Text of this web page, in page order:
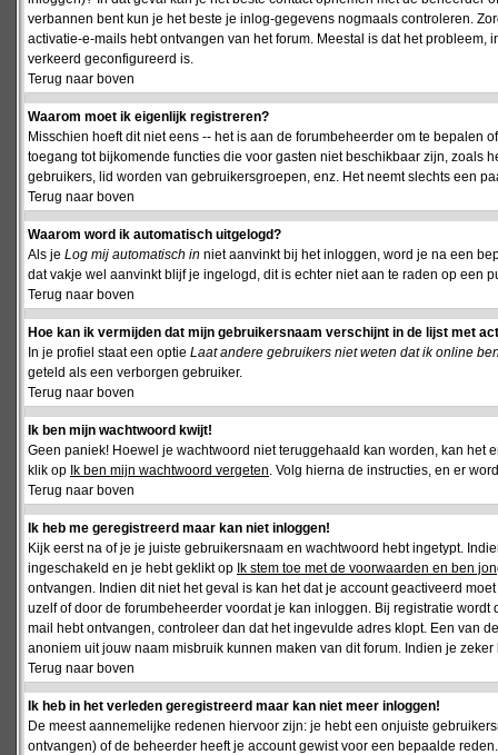
verbannen bent kun je het beste je inlog-gegevens nogmaals controleren.
activatie-e-mails hebt ontvangen van het forum. Meestal is dat het
verkeerd geconfigureerd is.
Terug naar boven
Waarom moet ik eigenlijk registreren?
Misschien hoeft dit niet eens -- het is aan de forumbeheerder om te bepalen
toegang tot bijkomende functies die voor gasten niet beschikbaar zijn,
gebruikers, lid worden van gebruikersgroepen, enz. Het neemt slechts een
Terug naar boven
Waarom word ik automatisch uitgelogd?
Als je Log mij automatisch in niet aanvinkt bij het inloggen, word je na een
dat vakje wel aanvinkt blijf je ingelogd, dit is echter niet aan te raden op een
Terug naar boven
Hoe kan ik vermijden dat mijn gebruikersnaam verschijnt in de lijst met
In je profiel staat een optie Laat andere gebruikers niet weten dat ik online
geteld als een verborgen gebruiker.
Terug naar boven
Ik ben mijn wachtwoord kwijt!
Geen paniek! Hoewel je wachtwoord niet teruggehaald kan worden, kan
klik op Ik ben mijn wachtwoord vergeten. Volg hierna de instructies, en er
Terug naar boven
Ik heb me geregistreerd maar kan niet inloggen!
Kijk eerst na of je je juiste gebruikersnaam en wachtwoord hebt ingetypt.
ingeschakeld en je hebt geklikt op Ik stem toe met de voorwaarden en ben
ontvangen. Indien dit niet het geval is kan het dat je account geactiveerd
uzelf of door de forumbeheerder voordat je kan inloggen. Bij registratie
mail hebt ontvangen, controleer dan dat het ingevulde adres klopt. Een van
anoniem uit jouw naam misbruik kunnen maken van dit forum. Indien je
Terug naar boven
Ik heb in het verleden geregistreerd maar kan niet meer inloggen!
De meest aannemelijke redenen hiervoor zijn: je hebt een onjuiste
ontvangen) of de beheerder heeft je account gewist voor een bepaalde